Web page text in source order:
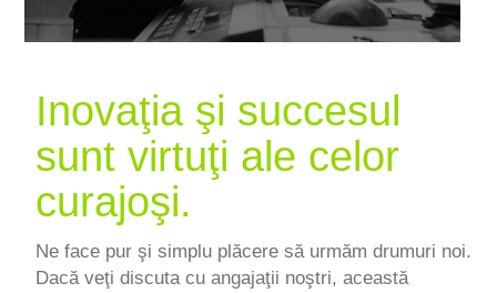
SERVICE
CONTACT
Inovaţia şi succesul
sunt virtuţi ale celor
curajoşi.
Ne face pur şi simplu plăcere să urmăm drumuri noi.
Dacă veţi discuta cu angajaţii noştri, această